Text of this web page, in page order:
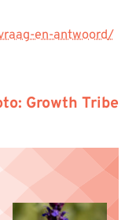
en-antwoord/
Growth Tribe